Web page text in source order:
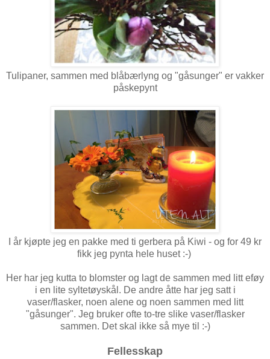
Tulipaner, sammen med blåbærlyng og "gåsunger" er vakker
påskepynt
I år kjøpte jeg en pakke med ti gerbera på Kiwi - og for 49 kr
fikk jeg pynta hele huset :-)
Her har jeg kutta to blomster og lagt de sammen med litt eføy
i en lite syltetøyskål. De andre åtte har jeg satt i
vaser/flasker, noen alene og noen sammen med litt
"gåsunger". Jeg bruker ofte to-tre slike vaser/flasker
sammen. Det skal ikke så mye til :-)
Fellesskap